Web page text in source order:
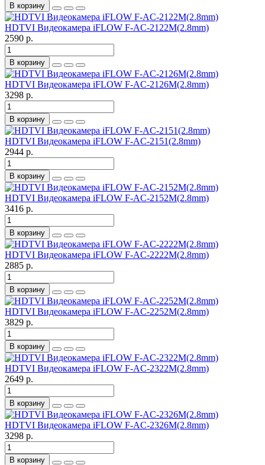
В корзину
HDTVI Видеокамера iFLOW F-AC-2122M(2.8mm)
2590 р.
В корзину
HDTVI Видеокамера iFLOW F-AC-2126M(2.8mm)
3298 р.
В корзину
HDTVI Видеокамера iFLOW F-AC-2151(2.8mm)
2944 р.
В корзину
HDTVI Видеокамера iFLOW F-AC-2152M(2.8mm)
3416 р.
В корзину
HDTVI Видеокамера iFLOW F-AC-2222M(2.8mm)
2885 р.
В корзину
HDTVI Видеокамера iFLOW F-AC-2252M(2.8mm)
3829 р.
В корзину
HDTVI Видеокамера iFLOW F-AC-2322M(2.8mm)
2649 р.
В корзину
HDTVI Видеокамера iFLOW F-AC-2326M(2.8mm)
3298 р.
В корзину